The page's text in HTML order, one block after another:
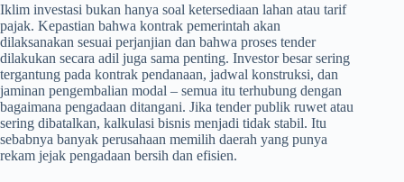
Iklim investasi bukan hanya soal ketersediaan lahan atau tarif
pajak. Kepastian bahwa kontrak pemerintah akan
dilaksanakan sesuai perjanjian dan bahwa proses tender
dilakukan secara adil juga sama penting. Investor besar sering
tergantung pada kontrak pendanaan, jadwal konstruksi, dan
jaminan pengembalian modal – semua itu terhubung dengan
bagaimana pengadaan ditangani. Jika tender publik ruwet atau
sering dibatalkan, kalkulasi bisnis menjadi tidak stabil. Itu
sebabnya banyak perusahaan memilih daerah yang punya
rekam jejak pengadaan bersih dan efisien.